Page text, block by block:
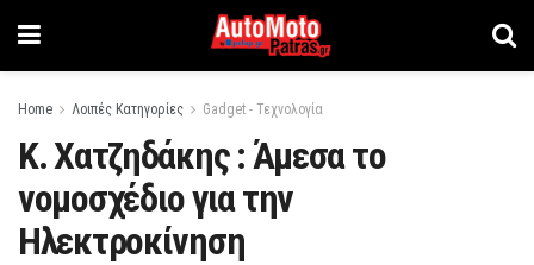
Home Λοιπές Κατηγορίες Gadget - Τεχνολογία
Κ. Χατζηδάκης : Άμεσα το
νομοσχέδιο για την
Ηλεκτροκίνηση